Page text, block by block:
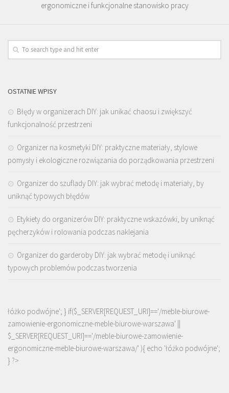
ergonomiczne i funkcjonalne stanowisko pracy
OSTATNIE WPISY
Błędy w organizerach DIY: jak unikać chaosu i zwiększyć
funkcjonalność przestrzeni
Organizer na kosmetyki DIY: praktyczne materiały, stylowe
pomysły i ekologiczne rozwiązania do porządkowania przestrzeni
Organizer do szuflady DIY: jak wybrać metodę i materiały, by
uniknąć typowych błędów
Etykiety do organizerów DIY: praktyczne wskazówki, by uniknąć
pęcherzyków i rolowania podczas naklejania
Organizer do garderoby DIY: jak wybrać metodę i uniknąć
typowych problemów podczas tworzenia
łóżko podwójne'; } if($_SERVER[REQUEST_URI]=='/meble-biurowe-
zamowienie-ergonomiczne-meble-biurowe-warszawa' ||
$_SERVER[REQUEST_URI]=='/meble-biurowe-zamowienie-
ergonomiczne-meble-biurowe-warszawa/' ){ echo 'łóżko podwójne';
} ?>